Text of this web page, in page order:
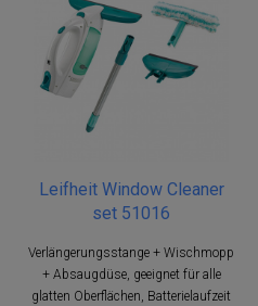
Leifheit Window Cleaner
set 51016
Verlängerungsstange + Wischmopp
+ Absaugdüse, geeignet für alle
glatten Oberflächen, Batterielaufzeit